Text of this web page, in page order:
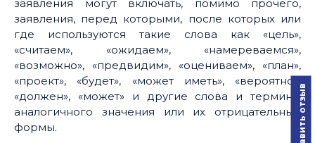
заявления могут включать, помимо прочего,
заявления, перед которыми, после которых или
где используются такие слова как «цель»,
«считаем», «ожидаем», «намереваемся»,
«возможно», «предвидим», «оцениваем», «план»,
«проект», «будет», «может иметь», «вероятно»,
«должен», «может» и другие слова и термины
аналогичного значения или их отрицательные
формы.
Оставить отзыв